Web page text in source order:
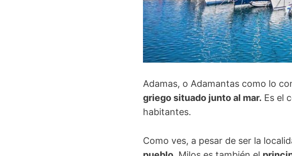
Adamas, o Adamantas como lo
griego situado junto al mar. Es el
habitantes.
Como ves, a pesar de ser la